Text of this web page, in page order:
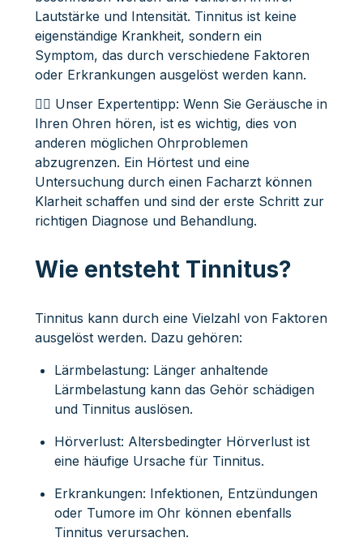
Lautstärke und Intensität. Tinnitus ist keine
eigenständige Krankheit, sondern ein
Symptom, das durch verschiedene Faktoren
oder Erkrankungen ausgelöst werden kann.
👩‍⚕️ Unser Expertentipp: Wenn Sie Geräusche in
Ihren Ohren hören, ist es wichtig, dies von
anderen möglichen Ohrproblemen
abzugrenzen. Ein Hörtest und eine
Untersuchung durch einen Facharzt können
Klarheit schaffen und sind der erste Schritt zur
richtigen Diagnose und Behandlung.
Wie entsteht Tinnitus?
Tinnitus kann durch eine Vielzahl von Faktoren
ausgelöst werden. Dazu gehören:
Lärmbelastung: Länger anhaltende
Lärmbelastung kann das Gehör schädigen
und Tinnitus auslösen.
Hörverlust: Altersbedingter Hörverlust ist
eine häufige Ursache für Tinnitus.
Erkrankungen: Infektionen, Entzündungen
oder Tumore im Ohr können ebenfalls
Tinnitus verursachen.